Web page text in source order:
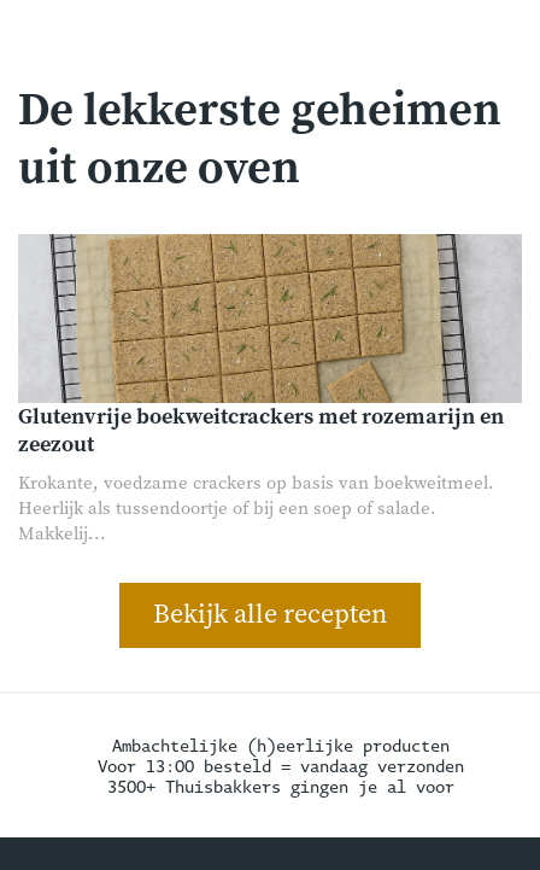
De lekkerste geheimen
uit onze oven
Glutenvrije boekweitcrackers met rozemarijn en
zeezout
Krokante, voedzame crackers op basis van boekweitmeel.
Heerlijk als tussendoortje of bij een soep of salade.
Makkelij...
Bekijk alle recepten
Ambachtelijke (h)eerlijke producten
Voor 13:00 besteld = vandaag verzonden
3500+ Thuisbakkers gingen je al voor